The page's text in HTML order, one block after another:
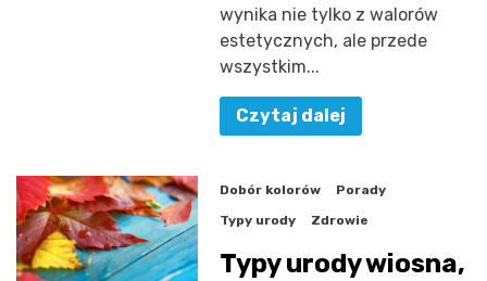
wynika nie tylko z walorów
estetycznych, ale przede
wszystkim...
Czytaj dalej
Dobór kolorów
Porady
Typy urody
Zdrowie
Typy urody wiosna,